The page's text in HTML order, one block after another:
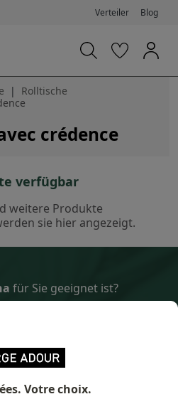
Verteiler Blog
Rolltische
crédence
verfügbar
weitere Produkte
sie hier angezeigt.
für Sie geeignet ist?
GEHT'S!
Votre choix.